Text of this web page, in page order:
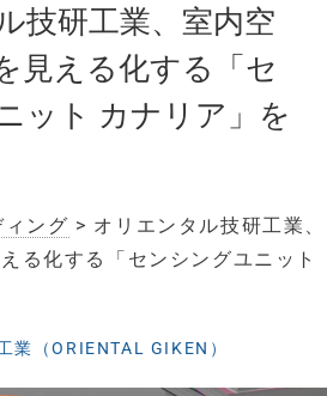
技研工業、室内空
見える化する「セ
ット カナリア」を
ィング > オリエンタル技研工業、
る化する「センシングユニット
業（ORIENTAL GIKEN）